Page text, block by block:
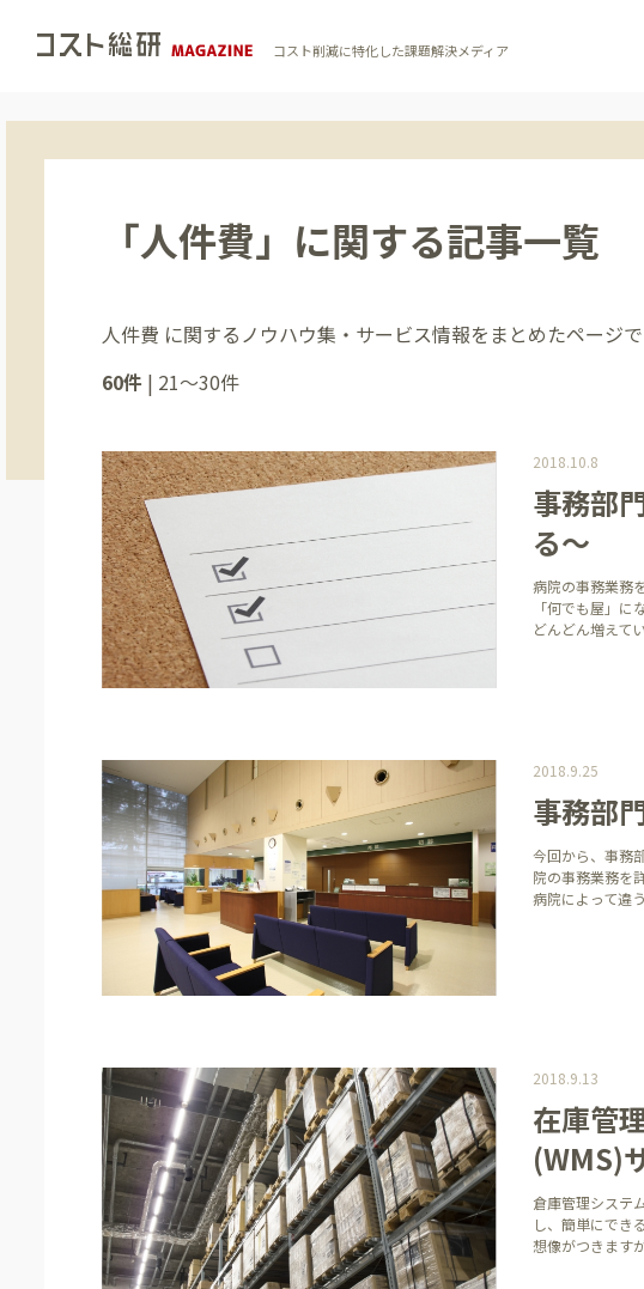
コスト削減に特化した課題解決メディア
「人件費」に関する記事一覧
人件費 に関するノウハウ集・サービス情報をまとめたページで
60件 | 21〜30件
2018.10.8
事務部
る～
病院の事務業務
「何でも屋」
どんどん増えて
2018.9.25
事務部
今回から、事務
院の事務業務を
病院によって違
2018.9.13
在庫管
(WMS)
倉庫管理システ
し、簡単にでき
想像がつきます